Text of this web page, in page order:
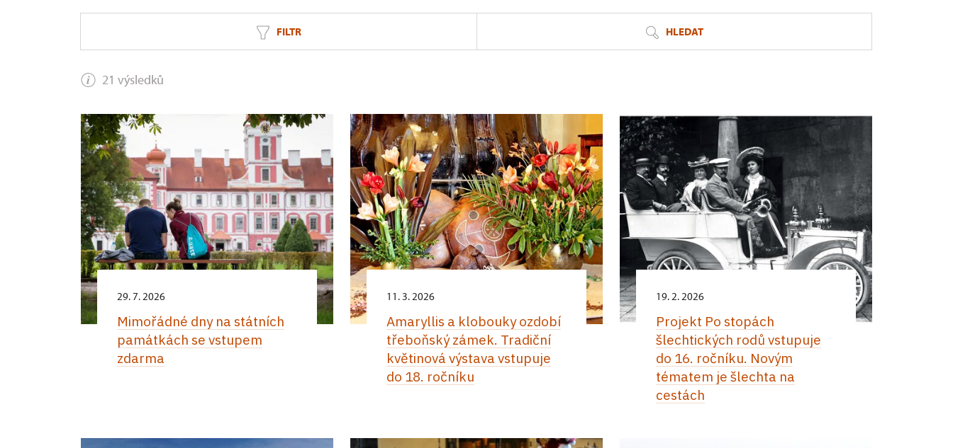
FILTR HLEDAT
21 výsledků
29. 7. 2026
Mimořádné dny na státních
památkách se vstupem
zdarma
11. 3. 2026
Amaryllis a klobouky ozdobí
třeboňský zámek. Tradiční
květinová výstava vstupuje
do 18. ročníku
19. 2. 2026
Projekt Po stopách
šlechtických rodů vstupuje
do 16. ročníku. Novým
tématem je šlechta na
cestách